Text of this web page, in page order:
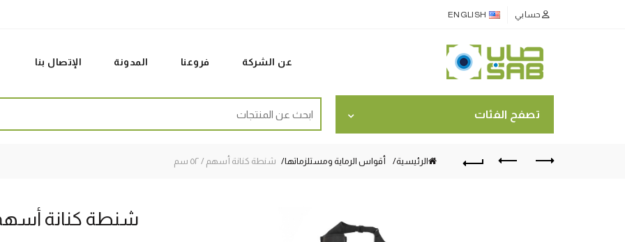
حسابي ENGLISH
عن الشركة فروعنا المدونة الإتصال بنا
تصفح الفئات
for:
الرئيسية أقواس الرماية ومستلزماتها شنطة كنانة أسهم / ٥٢ سم
شنطة كنانة أسهم /